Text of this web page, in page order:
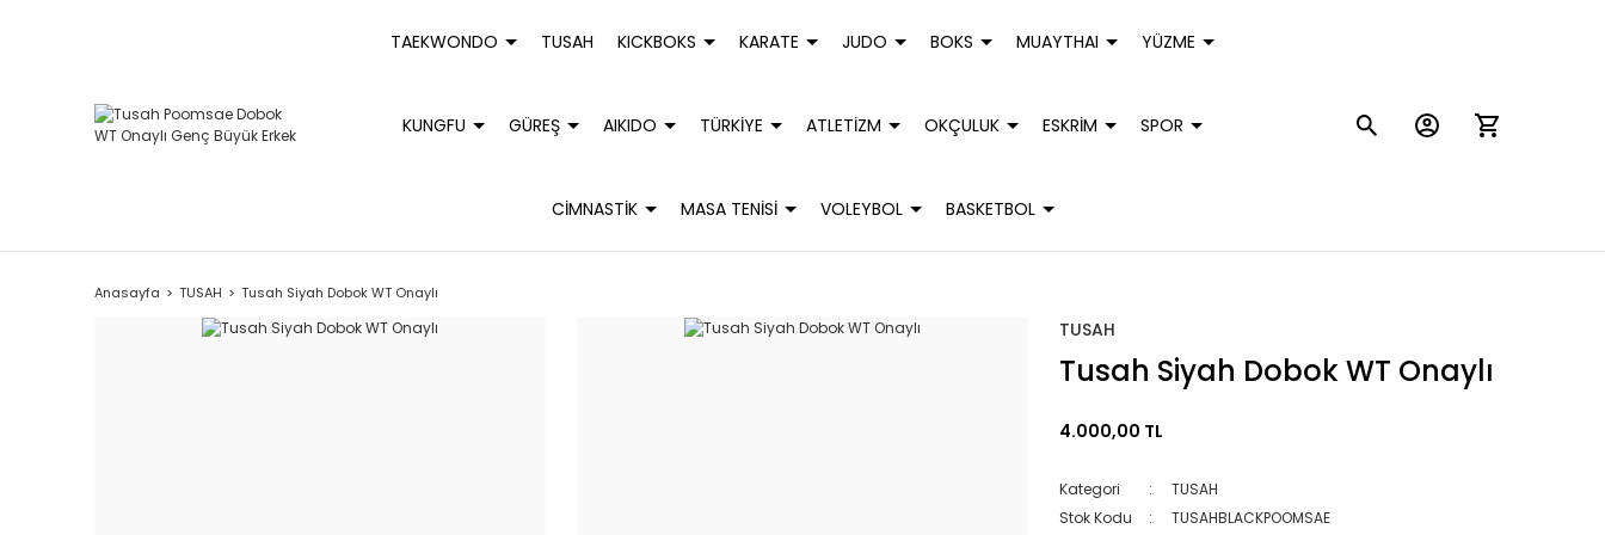
TAEKWONDO TUSAH KICKBOKS KARATE JUDO BOKS MUAYTHAI YÜZME
KUNGFU GÜREŞ AIKIDO TÜRKİYE ATLETİZM OKÇULUK ESKRİM SPOR
CİMNASTİK MASA TENİSİ VOLEYBOL BASKETBOL
Anasayfa TUSAH Tusah Siyah Dobok WT Onaylı
TUSAH
Tusah Siyah Dobok WT Onaylı
4.000,00 TL
Kategori
TUSAH
Stok Kodu
TUSAHBLACKPOOMSAE